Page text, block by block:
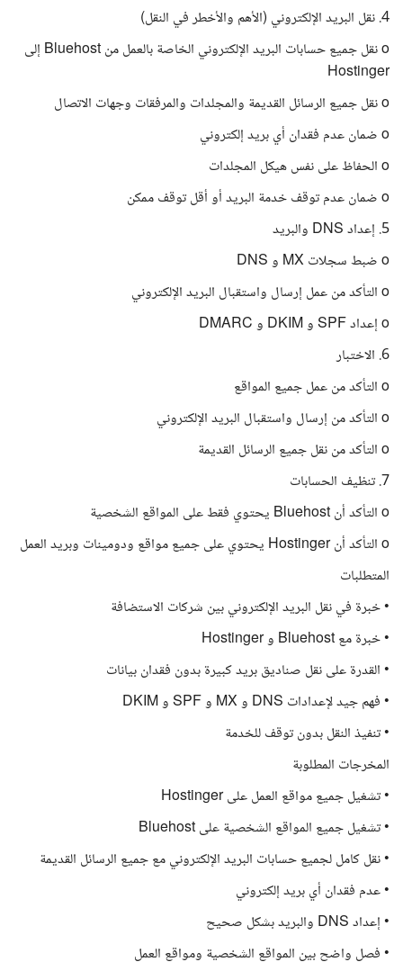
4. نقل البريد الإلكتروني (الأهم والأخطر في النقل)
o نقل جميع حسابات البريد الإلكتروني الخاصة بالعمل من Bluehost إلى
Hostinger
o نقل جميع الرسائل القديمة والمجلدات والمرفقات وجهات الاتصال
o ضمان عدم فقدان أي بريد إلكتروني
o الحفاظ على نفس هيكل المجلدات
o ضمان عدم توقف خدمة البريد أو أقل توقف ممكن
5. إعداد DNS والبريد
o ضبط سجلات MX و DNS
o التأكد من عمل إرسال واستقبال البريد الإلكتروني
o إعداد SPF و DKIM و DMARC
6. الاختبار
o التأكد من عمل جميع المواقع
o التأكد من إرسال واستقبال البريد الإلكتروني
o التأكد من نقل جميع الرسائل القديمة
7. تنظيف الحسابات
o التأكد أن Bluehost يحتوي فقط على المواقع الشخصية
o التأكد أن Hostinger يحتوي على جميع مواقع ودومينات وبريد العمل
المتطلبات
• خبرة في نقل البريد الإلكتروني بين شركات الاستضافة
• خبرة مع Bluehost و Hostinger
• القدرة على نقل صناديق بريد كبيرة بدون فقدان بيانات
• فهم جيد لإعدادات DNS و MX و SPF و DKIM
• تنفيذ النقل بدون توقف للخدمة
المخرجات المطلوبة
• تشغيل جميع مواقع العمل على Hostinger
• تشغيل جميع المواقع الشخصية على Bluehost
• نقل كامل لجميع حسابات البريد الإلكتروني مع جميع الرسائل القديمة
• عدم فقدان أي بريد إلكتروني
• إعداد DNS والبريد بشكل صحيح
• فصل واضح بين المواقع الشخصية ومواقع العمل